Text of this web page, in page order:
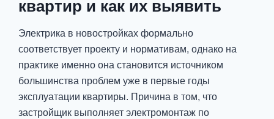
квартир и как их выявить
Электрика в новостройках формально
соответствует проекту и нормативам, однако на
практике именно она становится источником
большинства проблем уже в первые годы
эксплуатации квартиры. Причина в том, что
застройщик выполняет электромонтаж по